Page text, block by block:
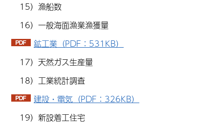
15）漁船数
16）一般海面漁業漁獲量
鉱工業（PDF：531KB）
17）天然ガス生産量
18）工業統計調査
建設・電気（PDF：326KB）
19）新設着工住宅